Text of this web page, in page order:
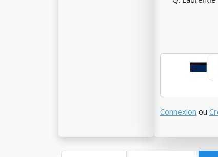
Connexion ou